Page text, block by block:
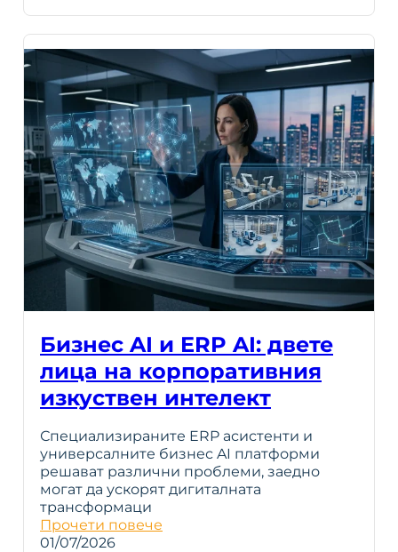
Бизнес AI и ERP AI: двете
лица на корпоративния
изкуствен интелект
Специализираните ERP асистенти и
универсалните бизнес AI платформи
решават различни проблеми, заедно
могат да ускорят дигиталната
трансформаци
Прочети повече
01/07/2026